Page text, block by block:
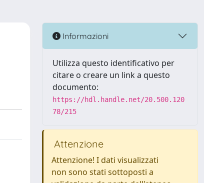
Informazioni
Utilizza questo identificativo per
citare o creare un link a questo
documento:
https://hdl.handle.net/20.500.120
78/215
Attenzione
Attenzione! I dati visualizzati
non sono stati sottoposti a